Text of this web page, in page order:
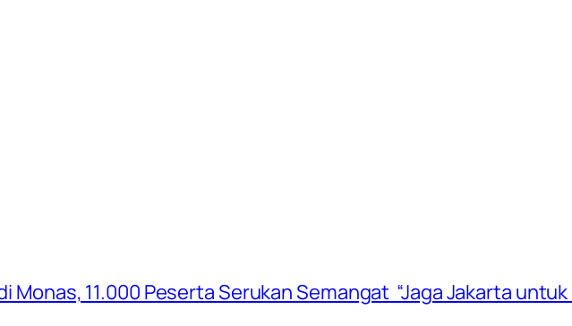
Monas, 11.000 Peserta Serukan Semangat “Jaga Jakarta